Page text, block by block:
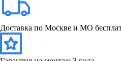
Доставка по Москве и МО